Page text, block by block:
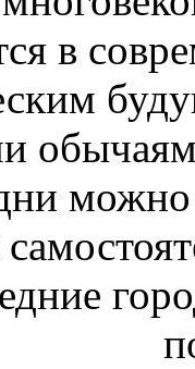
в
можно